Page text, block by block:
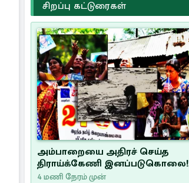
சிறப்பு கட்டுரைகள்
அம்பாறையை அதிரச் செய்த
திராய்க்கேணி இனப்படுகொலை!
4 மணி நேரம் முன்